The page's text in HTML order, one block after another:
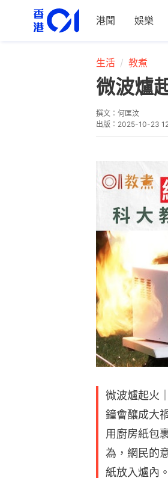
港聞 娛樂
生活 教煮
微波爐
撰文： 何匡汶
出版： 2025-10-23
微波爐起火
鐘會釀成大
用廚房紙包
為，網民的
紙放入爐內